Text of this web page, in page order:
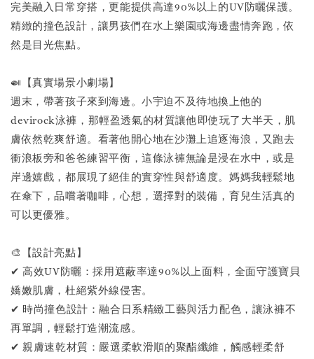
完美融入日常穿搭，更能提供高達90%以上的UV防曬保護。
精緻的撞色設計，讓男孩們在水上樂園或海邊盡情奔跑，依
然是目光焦點。
🍛【真實場景小劇場】
週末，帶著孩子來到海邊。小宇迫不及待地換上他的
devirock泳褲，那輕盈透氣的材質讓他即使玩了大半天，肌
膚依然乾爽舒適。看著他開心地在沙灘上追逐海浪，又跑去
衝浪板旁和爸爸練習平衡，這條泳褲無論是浸在水中，或是
岸邊嬉戲，都展現了絕佳的實穿性與舒適度。媽媽我輕鬆地
在傘下，品嚐著咖啡，心想，選擇對的裝備，育兒生活真的
可以更優雅。
🎨【設計亮點】
✔ 高效UV防曬：採用遮蔽率達90%以上面料，全面守護寶貝
嬌嫩肌膚，杜絕紫外線侵害。
✔ 時尚撞色設計：融合日系精緻工藝與活力配色，讓泳褲不
再單調，輕鬆打造潮流感。
✔ 親膚速乾材質：嚴選柔軟滑順的聚酯纖維，觸感輕柔舒